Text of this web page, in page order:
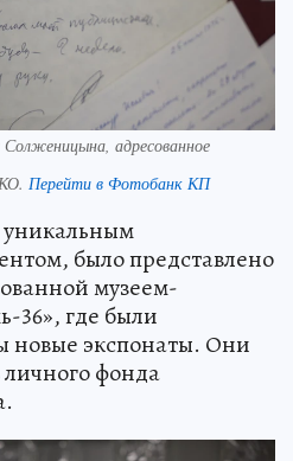
Солженицына, адресованное
Перейти в Фотобанк КП
было представлено
музеем-
36», где были
новые экспонаты. Они
личного фонда